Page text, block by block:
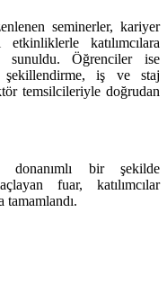
seminerler, kariyer
katılımcılara
sunuldu. Öğrenciler ise
şekillendirme, iş ve staj
temsilcileriyle doğrudan
donanımlı bir şekilde
fuar, katılımcılar
tamamlandı.